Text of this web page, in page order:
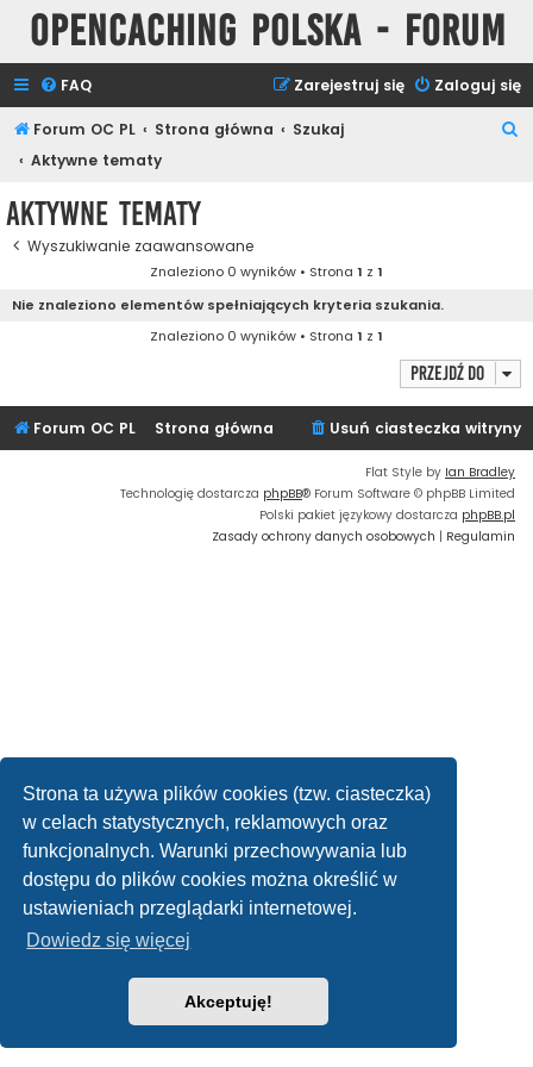
Strona ta używa plików cookies (tzw. ciasteczka)
w celach statystycznych, reklamowych oraz
funkcjonalnych. Warunki przechowywania lub
dostępu do plików cookies można określić w
ustawieniach przeglądarki internetowej.
Dowiedz się więcej
Akceptuję!
Opencaching Polska - Forum
FAQ Zaloguj się
Zarejestruj się
Forum OC PL Strona główna
Szukaj
Aktywne tematy
Aktywne tematy
Wyszukiwanie zaawansowane
Znaleziono 0 wyników • Strona 1 z 1
Nie znaleziono elementów spełniających kryteria szukania.
Znaleziono 0 wyników • Strona 1 z 1
Przejdź do
Forum OC PL Strona główna Usuń ciasteczka witryny
Flat Style by Ian Bradley
Technologię dostarcza phpBB® Forum Software © phpBB Limited
Polski pakiet językowy dostarcza phpBB.pl
Zasady ochrony danych osobowych | Regulamin